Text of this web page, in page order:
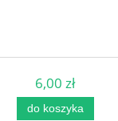
6,00 zł
do koszyka